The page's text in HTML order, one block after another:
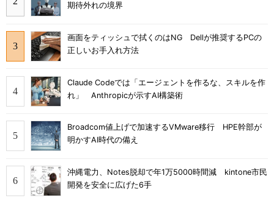
期待外れの境界
画面をティッシュで拭くのはNG Dellが推奨するPCの
正しいお手入れ方法
Claude Codeでは「エージェントを作るな、スキルを作
れ」 Anthropicが示すAI構築術
Broadcom値上げで加速するVMware移行 HPE幹部が
明かすAI時代の備え
沖縄電力、Notes脱却で年1万5000時間減 kintone市民
開発を安全に広げた6手